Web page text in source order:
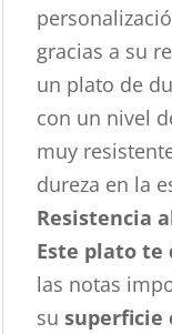
gracias a su
un plato de
con un nivel
muy
dureza en la
Resistencia
Este plato te
las notas
su